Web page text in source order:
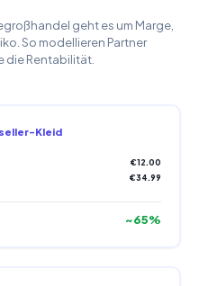
geht es um Marge,
So modellieren Partner
die Rentabilität.
Kleid
€12.00
€34.99
~65%